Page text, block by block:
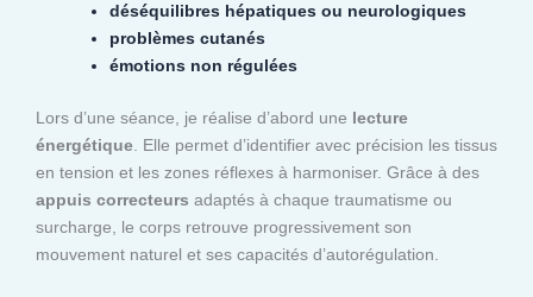
déséquilibres hépatiques ou neurologiques
problèmes cutanés
émotions non régulées
Lors d’une séance, je réalise d’abord une lecture
énergétique . Elle permet d’identifier avec précision les tissus
en tension et les zones réflexes à harmoniser. Grâce à des
appuis correcteurs adaptés à chaque traumatisme ou
surcharge, le corps retrouve progressivement son
mouvement naturel et ses capacités d’autorégulation.